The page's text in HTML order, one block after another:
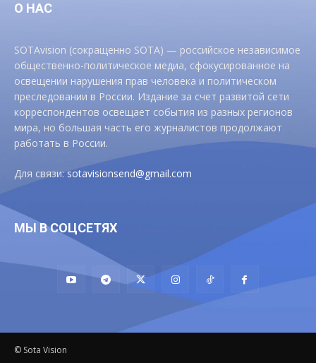
О НАС
SOTAvision (сокращенно SOTA) — российское независимое
общественно-политическое медиа, сфокусированное на
освещении нарушения прав человека и политическом
преследовании в России. Издание за счет развитой сети
корреспондентов освещает события из разных регионов
мира, но большая часть его журналистов продолжают
работать в России.
Для связи:sotavisionsend@gmail.com
МЫ В СОЦСЕТЯХ
© Sota Vision